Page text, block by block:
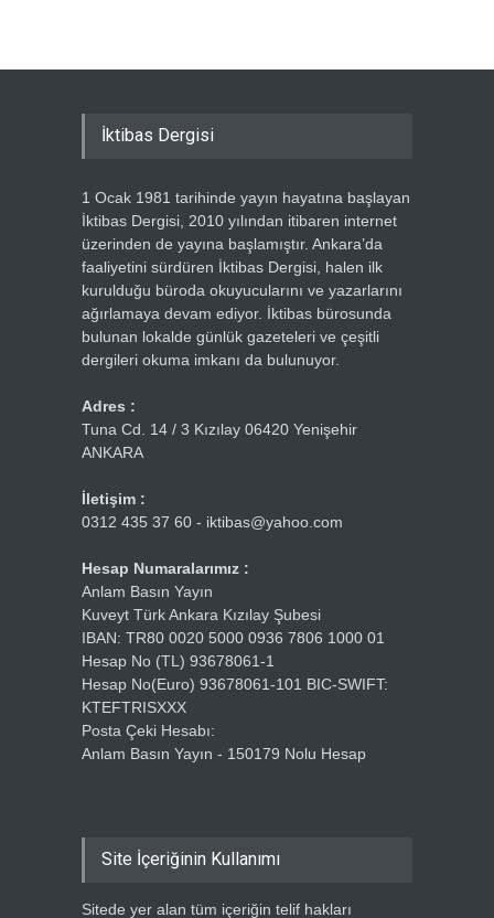
İktibas Dergisi
1 Ocak 1981 tarihinde yayın hayatına başlayan
İktibas Dergisi, 2010 yılından itibaren internet
üzerinden de yayına başlamıştır. Ankara’da
faaliyetini sürdüren İktibas Dergisi, halen ilk
kurulduğu büroda okuyucularını ve yazarlarını
ağırlamaya devam ediyor. İktibas bürosunda
bulunan lokalde günlük gazeteleri ve çeşitli
dergileri okuma imkanı da bulunuyor.
Adres :
Tuna Cd. 14 / 3 Kızılay 06420 Yenişehir
ANKARA
İletişim :
0312 435 37 60 - iktibas@yahoo.com
Hesap Numaralarımız :
Anlam Basın Yayın
Kuveyt Türk Ankara Kızılay Şubesi
IBAN: TR80 0020 5000 0936 7806 1000 01
Hesap No (TL) 93678061-1
Hesap No(Euro) 93678061-101 BIC-SWIFT:
KTEFTRISXXX
Posta Çeki Hesabı:
Anlam Basın Yayın - 150179 Nolu Hesap
Site İçeriğinin Kullanımı
Sitede yer alan tüm içeriğin telif hakları